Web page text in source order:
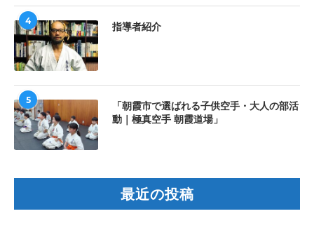
4
指導者紹介
5
「朝霞市で選ばれる子供空手・大人の部活
動｜極真空手 朝霞道場」
最近の投稿